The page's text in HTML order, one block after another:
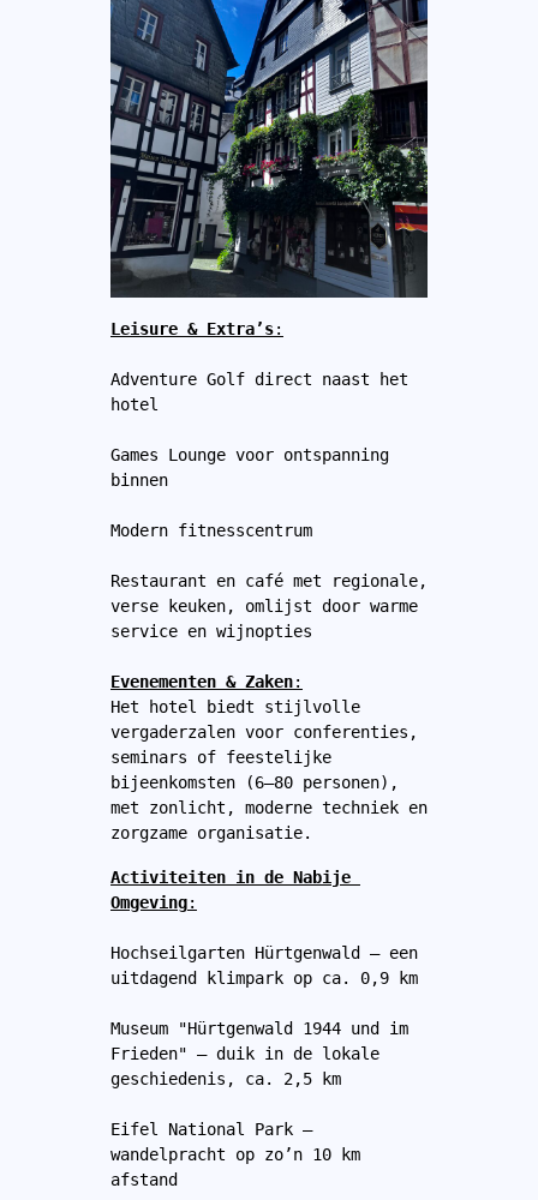
Leisure & Extra’s:
Adventure Golf direct naast het
hotel
Games Lounge voor ontspanning
binnen
Modern fitnesscentrum
Restaurant en café met regionale,
verse keuken, omlijst door warme
service en wijnopties
Evenementen & Zaken:
Het hotel biedt stijlvolle
vergaderzalen voor conferenties,
seminars of feestelijke
bijeenkomsten (6–80 personen),
met zonlicht, moderne techniek en
zorgzame organisatie.
Activiteiten in de Nabije
Omgeving:
Hochseilgarten Hürtgenwald – een
uitdagend klimpark op ca. 0,9 km
Museum "Hürtgenwald 1944 und im
Frieden" – duik in de lokale
geschiedenis, ca. 2,5 km
Eifel National Park –
wandelpracht op zo’n 10 km
afstand